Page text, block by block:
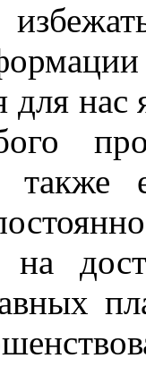
нас
также
на